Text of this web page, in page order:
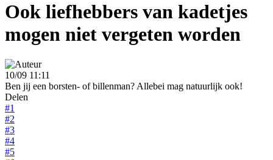
Ook liefhebbers van kadetjes
mogen niet vergeten worden
10/09 11:11
Ben jij een borsten- of billenman? Allebei mag natuurlijk ook!
Delen
#1
#2
#3
#4
#5